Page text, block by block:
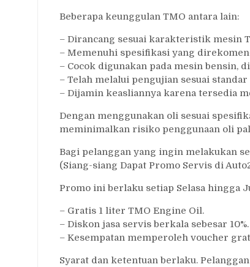
Beberapa keunggulan TMO antara lain:
– Dirancang sesuai karakteristik mesin
– Memenuhi spesifikasi yang
– Cocok digunakan pada mesin bensin,
– Telah melalui pengujian sesuai
– Dijamin keasliannya karena tersedia
Dengan menggunakan oli sesuai
meminimalkan risiko penggunaan oli
Bagi pelanggan yang ingin melakukan
(Siang-siang Dapat Promo Servis di
Promo ini berlaku setiap Selasa hingga
– Gratis 1 liter TMO Engine Oil.
– Diskon jasa servis berkala sebesar 10%.
– Kesempatan memperoleh voucher
Syarat dan ketentuan berlaku.